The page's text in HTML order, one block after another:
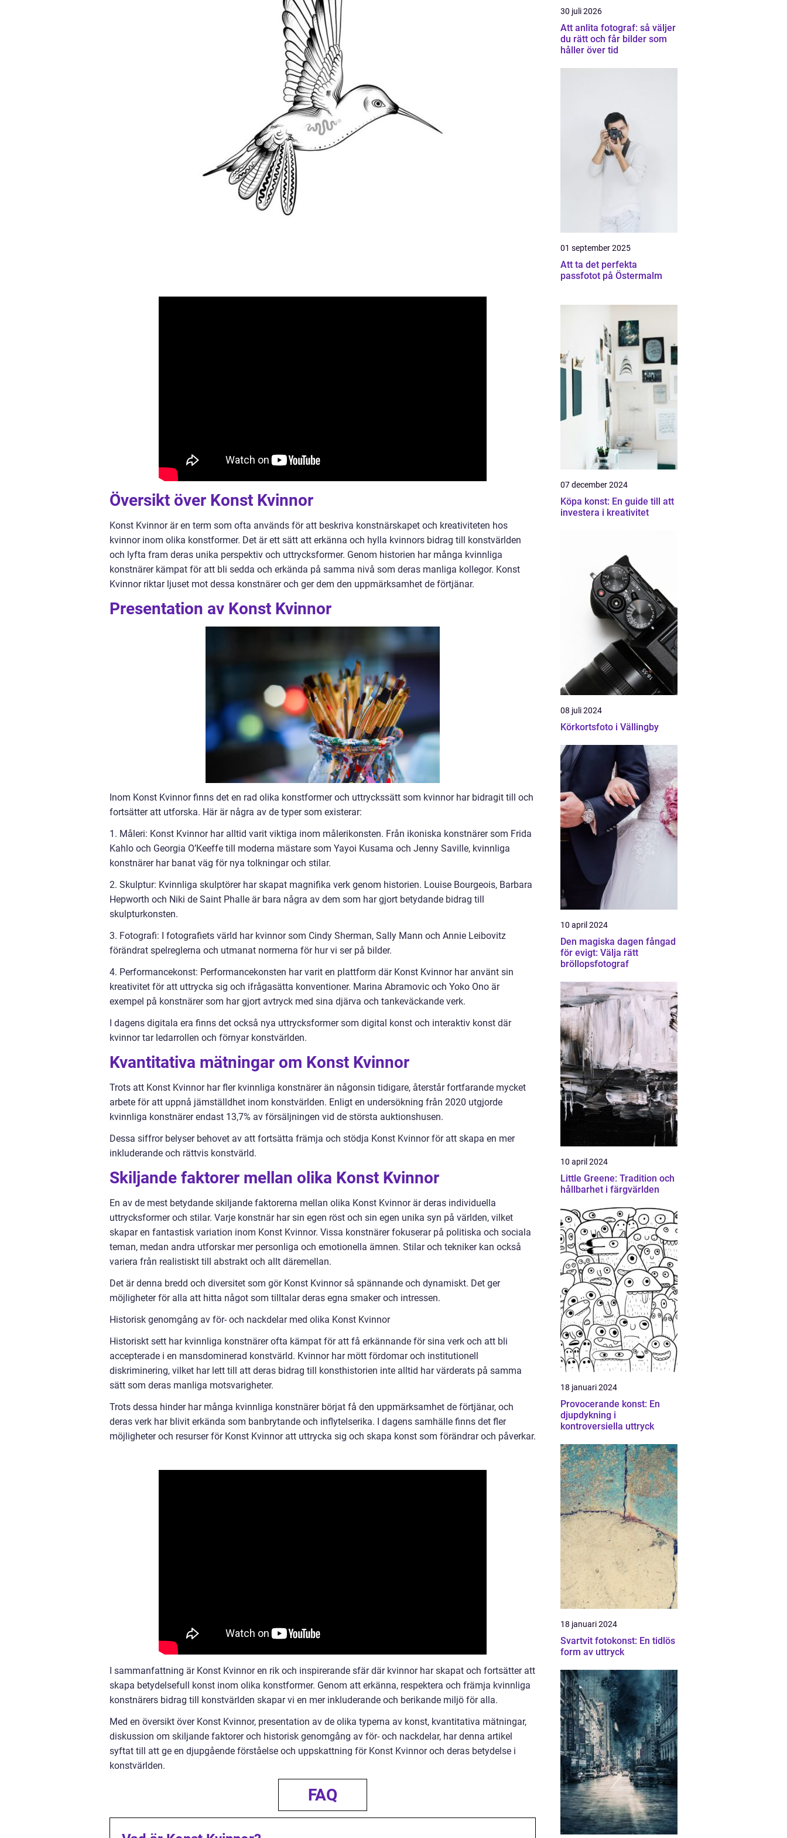
Översikt över Konst Kvinnor
Konst Kvinnor är en term som ofta används för att beskriva konstnärskapet och kreativiteten hos
kvinnor inom olika konstformer. Det är ett sätt att erkänna och hylla kvinnors bidrag till konstvärlden
och lyfta fram deras unika perspektiv och uttrycksformer. Genom historien har många kvinnliga
konstnärer kämpat för att bli sedda och erkända på samma nivå som deras manliga kollegor. Konst
Kvinnor riktar ljuset mot dessa konstnärer och ger dem den uppmärksamhet de förtjänar.
Presentation av Konst Kvinnor
Inom Konst Kvinnor finns det en rad olika konstformer och uttryckssätt som kvinnor har bidragit till och
fortsätter att utforska. Här är några av de typer som existerar:
1. Måleri: Konst Kvinnor har alltid varit viktiga inom målerikonsten. Från ikoniska konstnärer som Frida
Kahlo och Georgia O’Keeffe till moderna mästare som Yayoi Kusama och Jenny Saville, kvinnliga
konstnärer har banat väg för nya tolkningar och stilar.
2. Skulptur: Kvinnliga skulptörer har skapat magnifika verk genom historien. Louise Bourgeois, Barbara
Hepworth och Niki de Saint Phalle är bara några av dem som har gjort betydande bidrag till
skulpturkonsten.
3. Fotografi: I fotografiets värld har kvinnor som Cindy Sherman, Sally Mann och Annie Leibovitz
förändrat spelreglerna och utmanat normerna för hur vi ser på bilder.
4. Performancekonst: Performancekonsten har varit en plattform där Konst Kvinnor har använt sin
kreativitet för att uttrycka sig och ifrågasätta konventioner. Marina Abramovic och Yoko Ono är
exempel på konstnärer som har gjort avtryck med sina djärva och tankeväckande verk.
I dagens digitala era finns det också nya uttrycksformer som digital konst och interaktiv konst där
kvinnor tar ledarrollen och förnyar konstvärlden.
Kvantitativa mätningar om Konst Kvinnor
Trots att Konst Kvinnor har fler kvinnliga konstnärer än någonsin tidigare, återstår fortfarande mycket
arbete för att uppnå jämställdhet inom konstvärlden. Enligt en undersökning från 2020 utgjorde
kvinnliga konstnärer endast 13,7% av försäljningen vid de största auktionshusen.
Dessa siffror belyser behovet av att fortsätta främja och stödja Konst Kvinnor för att skapa en mer
inkluderande och rättvis konstvärld.
Skiljande faktorer mellan olika Konst Kvinnor
En av de mest betydande skiljande faktorerna mellan olika Konst Kvinnor är deras individuella
uttrycksformer och stilar. Varje konstnär har sin egen röst och sin egen unika syn på världen, vilket
skapar en fantastisk variation inom Konst Kvinnor. Vissa konstnärer fokuserar på politiska och sociala
teman, medan andra utforskar mer personliga och emotionella ämnen. Stilar och tekniker kan också
variera från realistiskt till abstrakt och allt däremellan.
Det är denna bredd och diversitet som gör Konst Kvinnor så spännande och dynamiskt. Det ger
möjligheter för alla att hitta något som tilltalar deras egna smaker och intressen.
Historisk genomgång av för- och nackdelar med olika Konst Kvinnor
Historiskt sett har kvinnliga konstnärer ofta kämpat för att få erkännande för sina verk och att bli
accepterade i en mansdominerad konstvärld. Kvinnor har mött fördomar och institutionell
diskriminering, vilket har lett till att deras bidrag till konsthistorien inte alltid har värderats på samma
sätt som deras manliga motsvarigheter.
Trots dessa hinder har många kvinnliga konstnärer börjat få den uppmärksamhet de förtjänar, och
deras verk har blivit erkända som banbrytande och inflytelserika. I dagens samhälle finns det fler
möjligheter och resurser för Konst Kvinnor att uttrycka sig och skapa konst som förändrar och påverkar.
I sammanfattning är Konst Kvinnor en rik och inspirerande sfär där kvinnor har skapat och fortsätter att
skapa betydelsefull konst inom olika konstformer. Genom att erkänna, respektera och främja kvinnliga
konstnärers bidrag till konstvärlden skapar vi en mer inkluderande och berikande miljö för alla.
Med en översikt över Konst Kvinnor, presentation av de olika typerna av konst, kvantitativa mätningar,
diskussion om skiljande faktorer och historisk genomgång av för- och nackdelar, har denna artikel
syftat till att ge en djupgående förståelse och uppskattning för Konst Kvinnor och deras betydelse i
konstvärlden.
FAQ
30 juli 2026
Att anlita fotograf: så väljer
du rätt och får bilder som
håller över tid
01 september 2025
Att ta det perfekta
passfotot på Östermalm
07 december 2024
Köpa konst: En guide till att
investera i kreativitet
08 juli 2024
Körkortsfoto i Vällingby
10 april 2024
Den magiska dagen fångad
för evigt: Välja rätt
bröllopsfotograf
10 april 2024
Little Greene: Tradition och
hållbarhet i färgvärlden
18 januari 2024
Provocerande konst: En
djupdykning i
kontroversiella uttryck
18 januari 2024
Svartvit fotokonst: En tidlös
form av uttryck